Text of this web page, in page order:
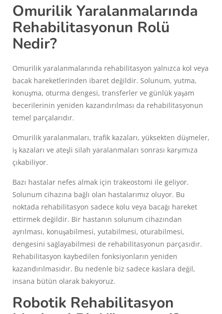
Omurilik Yaralanmalarında
Rehabilitasyonun Rolü
Nedir?
Omurilik yaralanmalarında rehabilitasyon yalnızca kol veya
bacak hareketlerinden ibaret değildir. Solunum, yutma,
konuşma, oturma dengesi, transferler ve günlük yaşam
becerilerinin yeniden kazandırılması da rehabilitasyonun
temel parçalarıdır.
Omurilik yaralanmaları, trafik kazaları, yüksekten düşmeler,
iş kazaları ve ateşli silah yaralanmaları sonrası karşımıza
çıkabiliyor.
Bazı hastalar nefes almak için trakeostomi ile geliyor.
Solunum cihazına bağlı olan hastalarımız oluyor. Bu
noktada rehabilitasyon sadece kolu veya bacağı hareket
ettirmek değildir. Bir hastanın solunum cihazından
ayrılması, konuşabilmesi, yutabilmesi, oturabilmesi,
dengesini sağlayabilmesi de rehabilitasyonun parçasıdır.
Rehabilitasyon kaybedilen fonksiyonların yeniden
kazandırılmasıdır. Bu nedenle biz sadece kaslara değil,
insana bütün olarak bakıyoruz.
Robotik Rehabilitasyon